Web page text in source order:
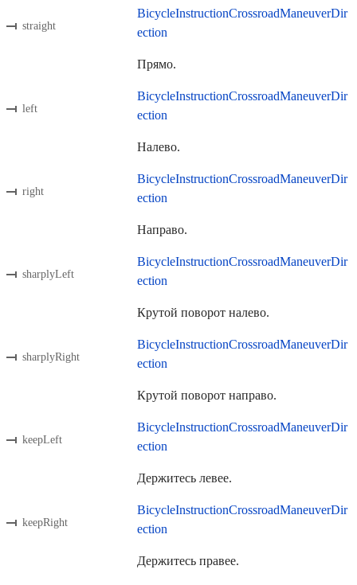
straight
BicycleInstructionCrossroadManeuverDir
ection
Прямо.
left
BicycleInstructionCrossroadManeuverDir
ection
Налево.
right
BicycleInstructionCrossroadManeuverDir
ection
Направо.
sharplyLeft
BicycleInstructionCrossroadManeuverDir
ection
Крутой поворот налево.
sharplyRight
BicycleInstructionCrossroadManeuverDir
ection
Крутой поворот направо.
keepLeft
BicycleInstructionCrossroadManeuverDir
ection
Держитесь левее.
keepRight
BicycleInstructionCrossroadManeuverDir
ection
Держитесь правее.